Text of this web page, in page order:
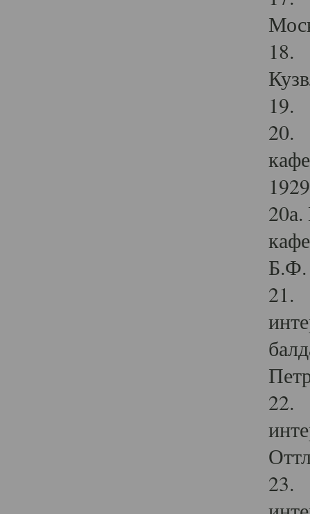
18.
19.
20.
Б.Ф.
21.
22.
23.